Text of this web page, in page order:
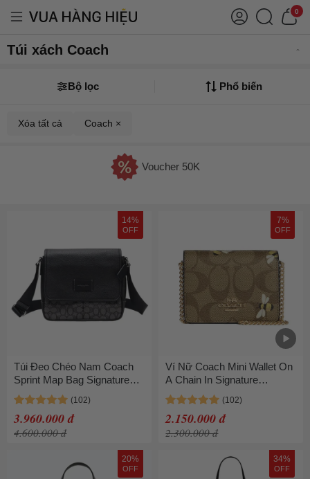
0
Túi xách Coach
Bộ lọc Phổ biến
Xóa tất cả Coach ×
Voucher 50K
14%
OFF
Túi Đeo Chéo Nam Coach
Sprint Map Bag Signature
Charcoal Black Màu Đen
3.960.000 đ
4.600.000 đ
7%
OFF
Ví Nữ Coach Mini Wallet On
A Chain In Signature
Canvas With Bee Print Màu
Gold Khaki
2.150.000 đ
2.300.000 đ
20%
OFF
34%
OFF